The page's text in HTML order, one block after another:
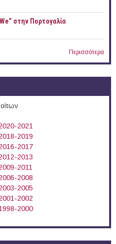
στην Πορτογαλία
Περισσότερα
2021
2019
2017
2013
2011
2008
2005
2002
2000